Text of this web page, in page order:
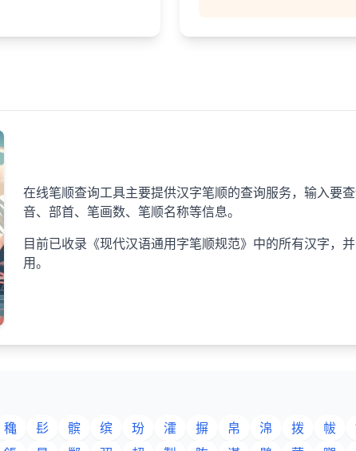
在线笔顺查询工具主要提供汉字笔顺的查询服务，输入要
音、部首、笔画数、笔顺名称等信息。
目前已收录《现代汉语通用字笔顺规范》中的所有汉字，
用。
穐 髟 髌 缤 玢 瀖 摒 帛 淿 拨 帗